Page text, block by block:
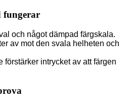
fungerar
och något dämpad färgskala.
av mot den svala helheten och
förstärker intrycket av att färgen